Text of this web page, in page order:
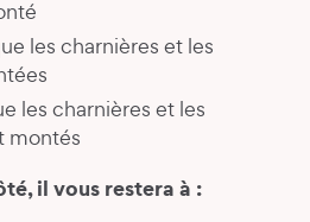
les charnières et les
les charnières et les
montés
il vous restera à :